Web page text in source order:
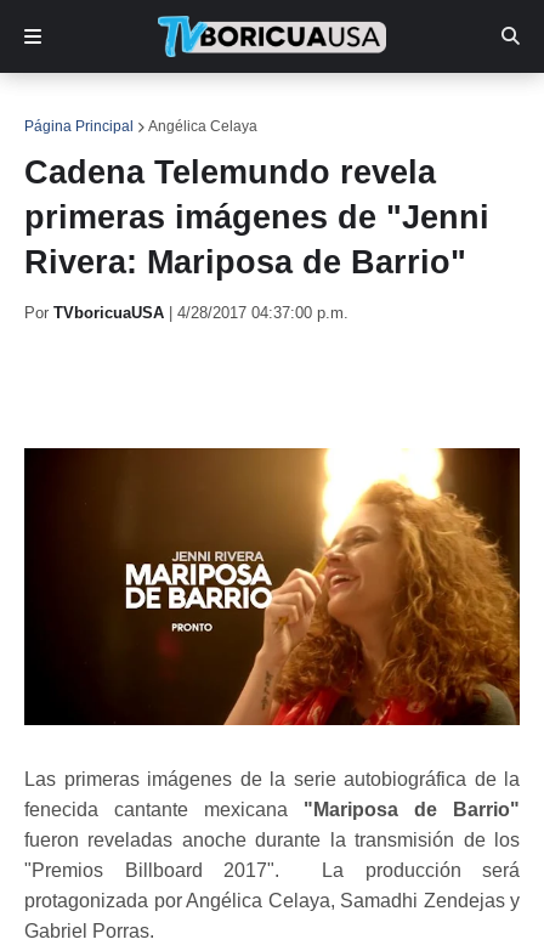
Página Principal Angélica Celaya
Cadena Telemundo revela
primeras imágenes de "Jenni
Rivera: Mariposa de Barrio"
Por TVboricuaUSA 4/28/2017 04:37:00 p.m.
Las primeras imágenes de la serie autobiográfica de la
fenecida cantante mexicana "Mariposa de Barrio"
fueron reveladas anoche durante la transmisión de los
"Premios Billboard 2017". La producción será
protagonizada por Angélica Celaya, Samadhi Zendejas y
Gabriel Porras.